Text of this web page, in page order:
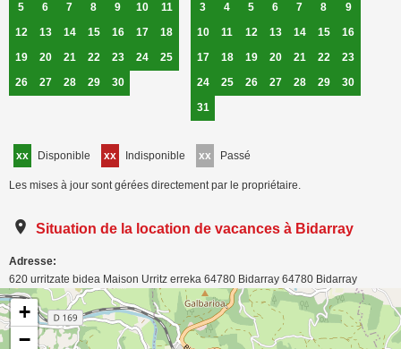
5
6 7 8 9 10
11
12
13 14 15 16 17
18
19
20 21 22 23 24
25
26
27 28 29 30
3
4 5 6 7 8
9
10
11 12 13 14 15
16
17
18 19 20 21 22
23
24
25 26 27 28 29
30
31
xx Disponible xx Indisponible xx Passé
Les mises à jour sont gérées directement par le propriétaire.
Situation de la location de vacances à Bidarray
Adresse:
620 urritzate bidea Maison Urritz erreka 64780 Bidarray 64780 Bidarray
Carte de localisation de l'annonce: T4 ou plus dans maison pour 7 personnes à
Bidarray
+
−